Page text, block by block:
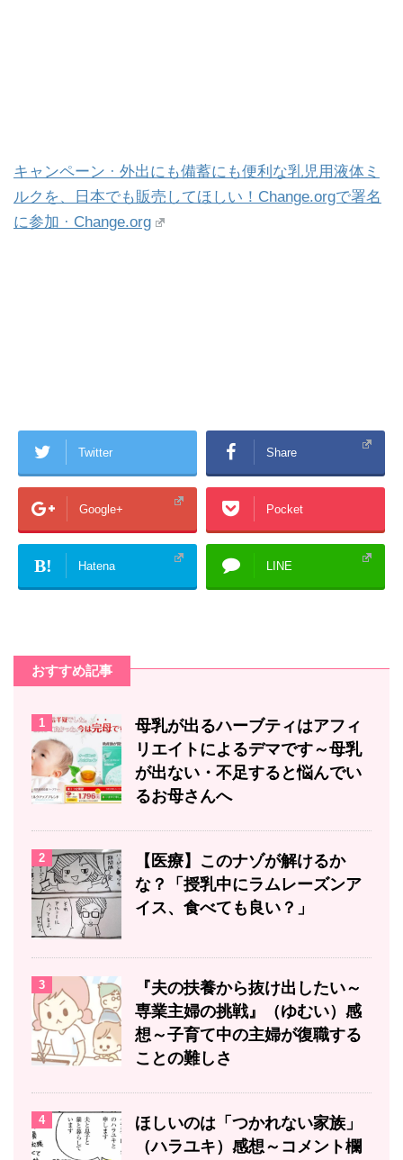
キャンペーン · 外出にも備蓄にも便利な乳児用液体ミ
ルクを、日本でも販売してほしい！Change.orgで署名
に参加 · Change.org
Twitter Share
Google+ Pocket
B! Hatena LINE
おすすめ記事
1
母乳が出るハーブティはアフィ
リエイトによるデマです～母乳
が出ない・不足すると悩んでい
るお母さんへ
2
【医療】このナゾが解けるか
な？「授乳中にラムレーズンア
イス、食べても良い？」
3
『夫の扶養から抜け出したい～
専業主婦の挑戦』（ゆむい）感
想～子育て中の主婦が復職する
ことの難しさ
4
ほしいのは「つかれない家族」
（ハラユキ）感想～コメント欄